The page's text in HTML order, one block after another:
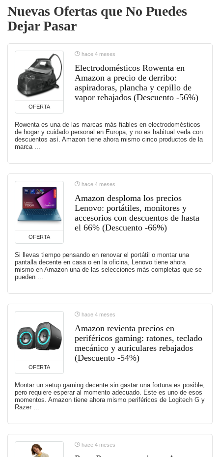
Nuevas Ofertas que No Puedes
Dejar Pasar
OFERTA
hace 4 meses
Electrodomésticos Rowenta en
Amazon a precio de derribo:
aspiradoras, plancha y cepillo de
vapor rebajados (Descuento -56%)
Rowenta es una de las marcas más fiables en electrodomésticos
de hogar y cuidado personal en Europa, y no es habitual verla con
descuentos así. Amazon tiene ahora mismo cinco productos de la
marca ...
OFERTA
hace 4 meses
Amazon desploma los precios
Lenovo: portátiles, monitores y
accesorios con descuentos de hasta
el 66% (Descuento -66%)
Si llevas tiempo pensando en renovar el portátil o montar una
pantalla decente en casa o en la oficina, Lenovo tiene ahora
mismo en Amazon una de las selecciones más completas que se
pueden ...
OFERTA
hace 4 meses
Amazon revienta precios en
periféricos gaming: ratones, teclado
mecánico y auriculares rebajados
(Descuento -54%)
Montar un setup gaming decente sin gastar una fortuna es posible,
pero requiere esperar al momento adecuado. Este es uno de esos
momentos. Amazon tiene ahora mismo periféricos de Logitech G y
Razer ...
hace 4 meses